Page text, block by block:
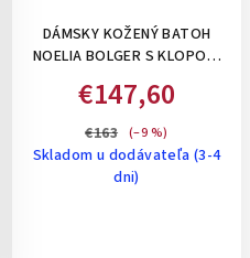
DÁMSKY KOŽENÝ BATOH
NOELIA BOLGER S KLOPOU,
€147,60
€163 (–9 %)
Skladom u dodávateľa (3-4
dni)